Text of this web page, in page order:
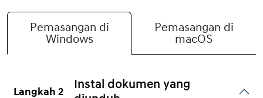
Pemasangan di
Windows
Pemasangan di
macOS
Instal dokumen yang